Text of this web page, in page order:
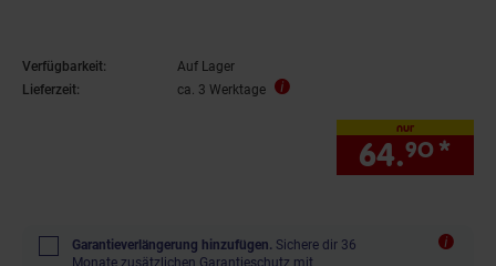
Verfügbarkeit:
Auf Lager
Lieferzeit:
ca. 3 Werktage
nur
64.90 *
Garantieverlängerung hinzufügen. Sichere dir 36
Monate zusätzlichen Garantieschutz mit